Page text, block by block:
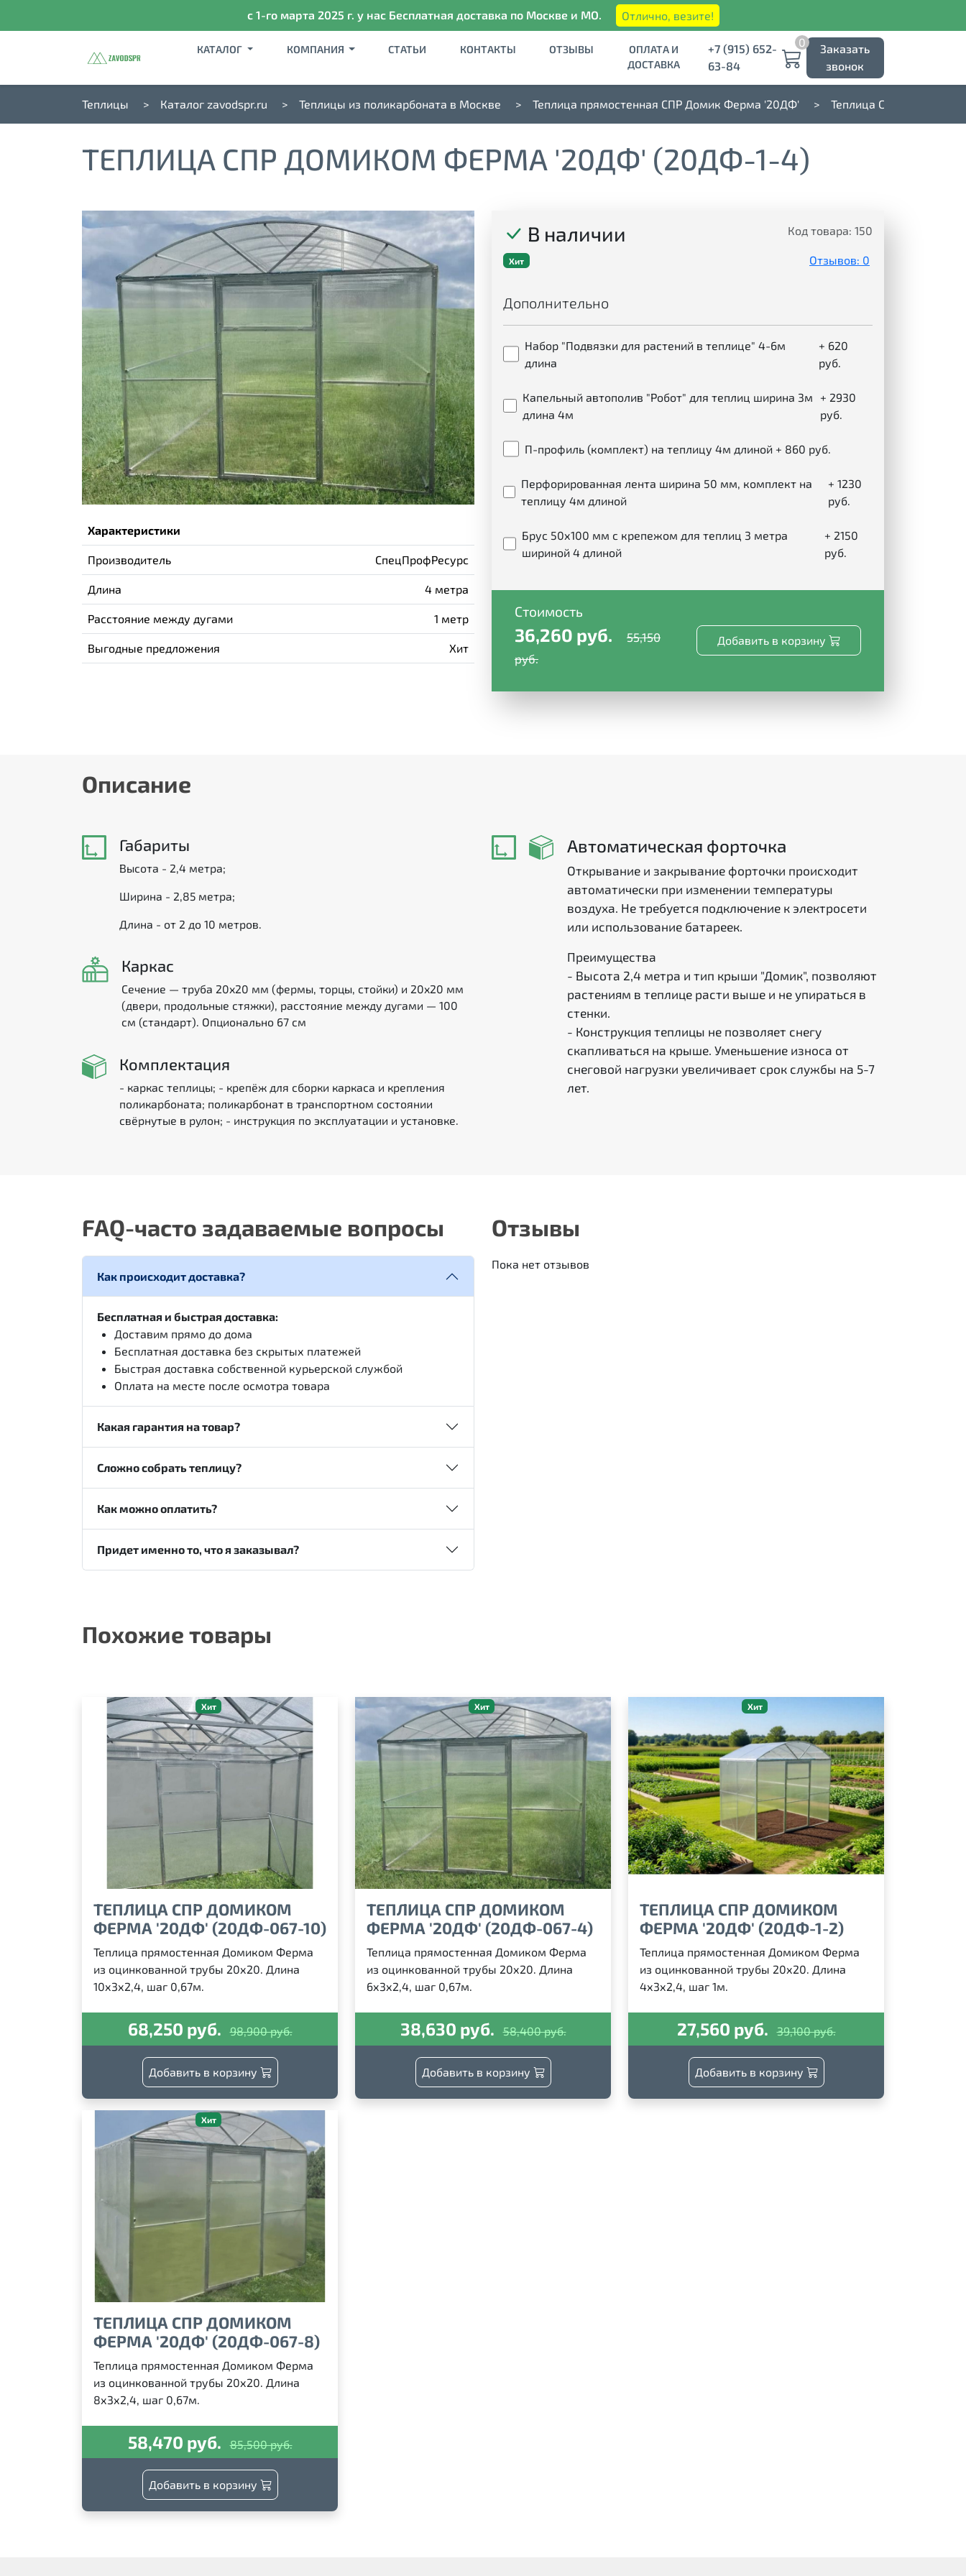
с 1-го марта 2025 г. у нас Бесплатная доставка по Москве и МО. Отлично, везите!
КАТАЛОГ КОМПАНИЯ СТАТЬИ КОНТАКТЫ ОТЗЫВЫ
ОПЛАТА И
ДОСТАВКА
+7 (915) 652-
63-84
0
Заказать
звонок
Теплицы Каталог zavodspr.ru Теплицы из поликарбоната в Москве Теплица прямостенная СПР Домик Ферма '20ДФ' Теплица СПР Домиком
ТЕПЛИЦА СПР ДОМИКОМ ФЕРМА '20ДФ' (20ДФ-1-4)
Характеристики
Производитель СпецПрофРесурс
Длина 4 метра
Расстояние между дугами 1 метр
Выгодные предложения Хит
В наличии Код товара: 150
Хит Отзывов: 0
Дополнительно
Набор "Подвязки для растений в теплице" 4-6м
длина
+ 620
руб.
Капельный автополив "Робот" для теплиц ширина 3м
длина 4м
+ 2930
руб.
П-профиль (комплект) на теплицу 4м длиной + 860 руб.
Перфорированная лента ширина 50 мм, комплект на
теплицу 4м длиной
+ 1230
руб.
Брус 50х100 мм с крепежом для теплиц 3 метра
шириной 4 длиной
+ 2150
руб.
Стоимость
36,260 руб.
55,150
руб.
Добавить в корзину
Описание
Габариты
Высота - 2,4 метра;
Ширина - 2,85 метра;
Длина - от 2 до 10 метров.
Каркас
Сечение — труба 20х20 мм (фермы, торцы, стойки) и 20х20 мм
(двери, продольные стяжки), расстояние между дугами — 100
см (стандарт). Опционально 67 см
Комплектация
- каркас теплицы; - крепёж для сборки каркаса и крепления
поликарбоната; поликарбонат в транспортном состоянии
свёрнутые в рулон; - инструкция по эксплуатации и установке.
Автоматическая форточка
Открывание и закрывание форточки происходит
автоматически при изменении температуры
воздуха. Не требуется подключение к электросети
или использование батареек.
Преимущества
- Высота 2,4 метра и тип крыши "Домик", позволяют
растениям в теплице расти выше и не упираться в
стенки.
- Конструкция теплицы не позволяет снегу
скапливаться на крыше. Уменьшение износа от
снеговой нагрузки увеличивает срок службы на 5-7
лет.
FAQ-часто задаваемые вопросы
Как происходит доставка?
Бесплатная и быстрая доставка:
Доставим прямо до дома
Бесплатная доставка без скрытых платежей
Быстрая доставка собственной курьерской службой
Оплата на месте после осмотра товара
Какая гарантия на товар?
Сложно собрать теплицу?
Как можно оплатить?
Придет именно то, что я заказывал?
Отзывы
Пока нет отзывов
Похожие товары
Хит
ТЕПЛИЦА СПР ДОМИКОМ
ФЕРМА '20ДФ' (20ДФ-067-10)
Теплица прямостенная Домиком Ферма
из оцинкованной трубы 20х20. Длина
10х3х2,4, шаг 0,67м.
68,250 руб. 98,900 руб.
Добавить в корзину
Хит
ТЕПЛИЦА СПР ДОМИКОМ
ФЕРМА '20ДФ' (20ДФ-067-4)
Теплица прямостенная Домиком Ферма
из оцинкованной трубы 20х20. Длина
6х3х2,4, шаг 0,67м.
38,630 руб. 58,400 руб.
Добавить в корзину
Хит
ТЕПЛИЦА СПР ДОМИКОМ
ФЕРМА '20ДФ' (20ДФ-1-2)
Теплица прямостенная Домиком Ферма
из оцинкованной трубы 20х20. Длина
4х3х2,4, шаг 1м.
27,560 руб. 39,100 руб.
Добавить в корзину
Хит
ТЕПЛИЦА СПР ДОМИКОМ
ФЕРМА '20ДФ' (20ДФ-067-8)
Теплица прямостенная Домиком Ферма
из оцинкованной трубы 20х20. Длина
8х3х2,4, шаг 0,67м.
58,470 руб. 85,500 руб.
Добавить в корзину